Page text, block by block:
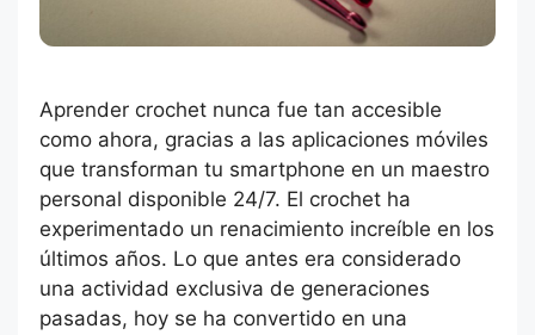
Aprender crochet nunca fue tan accesible
como ahora, gracias a las aplicaciones móviles
que transforman tu smartphone en un maestro
personal disponible 24/7. El crochet ha
experimentado un renacimiento increíble en los
últimos años. Lo que antes era considerado
una actividad exclusiva de generaciones
pasadas, hoy se ha convertido en una